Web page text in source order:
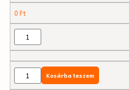
0Ft
Kosárba teszem